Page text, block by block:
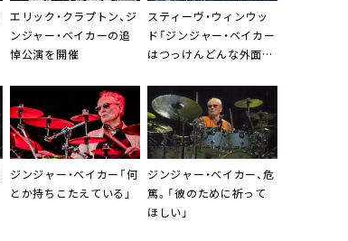
エリック・クラプトン、 ジ
ンジャー・ベイカーの追
悼公演を開催
スティーヴ・ウィンウッ
ド 「ジンジャー・ベイカー
はつっけんどんな外面と
だった」
ジンジャー・ベイカー 「何
とか持ちこたえている」
ジンジャー・ベイカー、危
篤。「彼のために祈って
ほしい」